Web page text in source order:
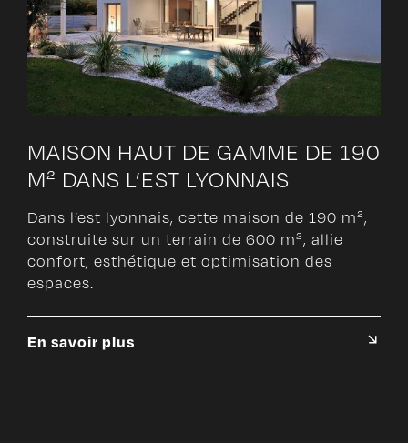
MAISON HAUT DE GAMME DE 190
M² DANS L’EST LYONNAIS
Dans l’est lyonnais, cette maison de 190 m²,
construite sur un terrain de 600 m², allie
confort, esthétique et optimisation des
espaces.
En savoir plus